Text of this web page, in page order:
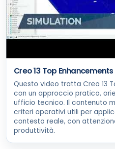
Creo 13 Top Enhancements
Questo video tratta Creo 13
con un approccio pratico,
ufficio tecnico. Il contenuto
criteri operativi utili per
contesto reale, con
produttività.